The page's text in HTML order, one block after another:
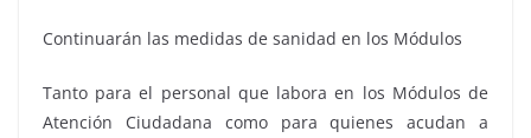
Continuarán las medidas de sanidad en los Módulos
Tanto para el personal que labora en los Módulos de
Atención Ciudadana como para quienes acudan a